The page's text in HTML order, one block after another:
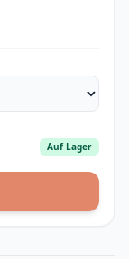
Auf Lager